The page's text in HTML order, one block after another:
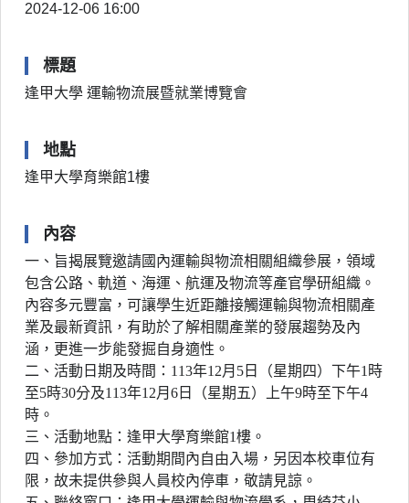
2024-12-06 16:00
標題
逢甲大學 運輸物流展暨就業博覽會
地點
逢甲大學育樂館1樓
內容
一、旨揭展覽邀請國內運輸與物流相關組織參展，領域
包含公路、軌道、海運、航運及物流等產官學研組織。
內容多元豐富，可讓學生近距離接觸運輸與物流相關產
業及最新資訊，有助於了解相關產業的發展趨勢及內
涵，更進一步能發掘自身適性。
二、活動日期及時間：113年12月5日（星期四）下午1時
至5時30分及113年12月6日（星期五）上午9時至下午4
時。
三、活動地點：逢甲大學育樂館1樓。
四、參加方式：活動期間內自由入場，另因本校車位有
限，故未提供參與人員校內停車，敬請見諒。